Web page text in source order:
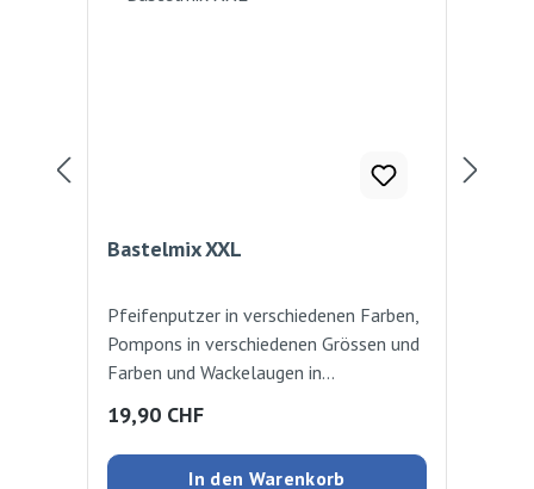
Bastelmix XXL
Pfeifenputzer in verschiedenen Farben,
Pompons in verschiedenen Grössen und
Farben und Wackelaugen in
Regulärer Preis:
19,90 CHF
In den Warenkorb